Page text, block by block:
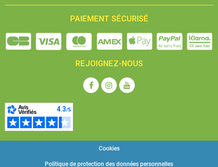
PAIEMENT SÉCURISÉ
REJOIGNEZ-NOUS
Politique de protection des données personnelles
Cookies